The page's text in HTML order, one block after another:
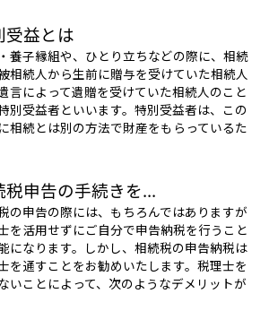
受益とは
養子縁組や、ひとり立ちなどの際に、相続
相続人から生前に贈与を受けていた相続人
言によって遺贈を受けていた相続人のこと
別受益者といいます。特別受益者は、この
相続とは別の方法で財産をもらっているた
税申告の手続きを...
の申告の際には、もちろんではありますが
を活用せずにご自分で申告納税を行うこと
になります。しかし、相続税の申告納税は
を通すことをお勧めいたします。税理士を
いことによって、次のようなデメリットが